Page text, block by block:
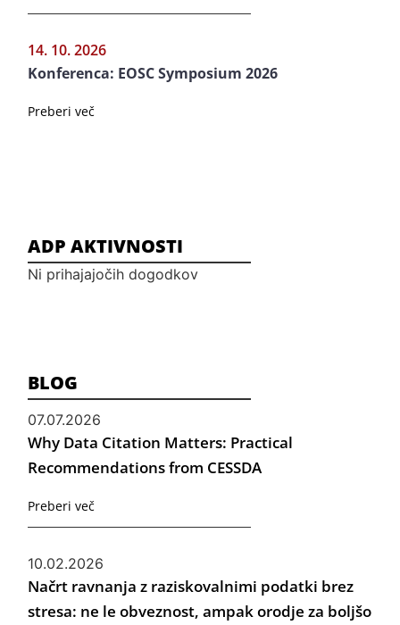
14. 10. 2026
Konferenca: EOSC Symposium 2026
Preberi več
ADP AKTIVNOSTI
Ni prihajajočih dogodkov
BLOG
07.07.2026
Why Data Citation Matters: Practical
Recommendations from CESSDA
Preberi več
10.02.2026
Načrt ravnanja z raziskovalnimi podatki brez
stresa: ne le obveznost, ampak orodje za boljšo